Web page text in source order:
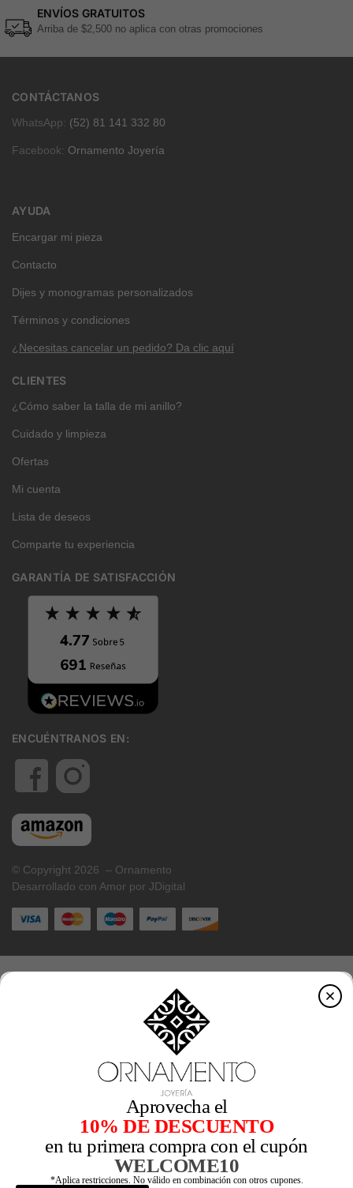
ENVÍOS GRATUITOS
Arriba de $2,500 no aplica con otras promociones
CONTÁCTANOS
WhatsApp: (52) 81 141 332 80
Facebook: Ornamento Joyería
AYUDA
Encargar mi pieza
Contacto
Dijes y monogramas personalizados
Términos y condiciones
¿Necesitas cancelar un pedido? Da clic aquí
CLIENTES
¿Cómo saber la talla de mi anillo?
Cuidado y limpieza
Ofertas
Mi cuenta
Lista de deseos
Comparte tu experiencia
GARANTÍA DE SATISFACCIÓN
ENCUÉNTRANOS EN:
© Copyright 2026 – Ornamento
Desarrollado con Amor por JDigital
Aprovecha el
10% DE DESCUENTO
en tu primera compra con el cupón
WELCOME10
*Aplica restricciones. No válido en combinación con otros cupones.